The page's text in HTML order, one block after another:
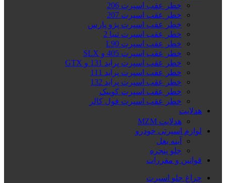
خطر عقب اسپرت 206
خطر عقب اسپرت 207
خطر عقب اسپرت پژو پارس
خطر عقب اسپرت تیبا 2
خطر عقب اسپرت L90
خطر عقب اسپرت 405 و SLX
خطر عقب اسپرت پراید 131 و GTX
خطر عقب اسپرت پراید 111
خطر عقب اسپرت پراید 132
خطر عقب اسپرت کوییک
خطر عقب اسپرت فول کالر
هدلایت
هدلایت MZM
لوازم اسپرتی خودرو
آینه بغل
جلو پنجره
قوانین و مقررات
چراغ جلو اسپرت